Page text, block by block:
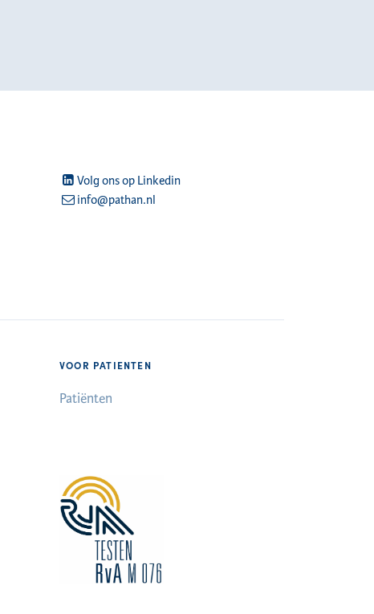
Volg ons op Linkedin
info@pathan.nl
VOOR PATIENTEN
Patiënten